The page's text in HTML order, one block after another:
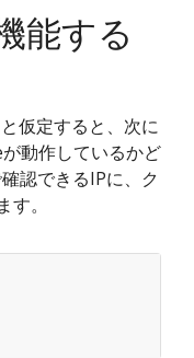
能する
仮定すると、次に
動作しているかど
認できるIPに、ク
。